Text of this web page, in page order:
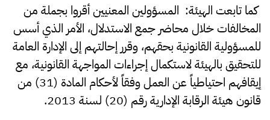
كما تابعت الهيئة: المسؤولين المعنيين أقروا بجملة من
المخالفات خلال محاضر جمع الاستدلال، الأمر الذي أسس
للمسؤولية القانونية بحقهم، وقرر إحالتهم إلى الإدارة العامة
للتحقيق بالهيئة لاستكمال إجراءات المواجهة القانونية، مع
إيقافهم احتياطياً عن العمل وفقاً لأحكام المادة (31) من
قانون هيئة الرقابة الإدارية رقم (20) لسنة 2013.